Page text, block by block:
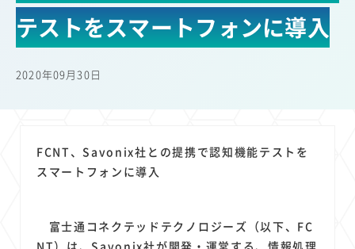
22 22 22 21 19 18
電車 17 料金 16 所有状況 14 動画配信 14 SNS 14
11
電子マネー 6 ワイモバイル 6 モバイルルーター 6 新幹線 5
オフィスビル 3 マイナポイント 3 海外料金 3 学割 3
テストをスマートフォンに導入
2020年09月30日
FCNT、Savonix社との提携で認知機能テストを
スマートフォンに導入
富士通コネクテッドテクノロジーズ（以下、FC
NT）は、Savonix社が開発・運営する、情報処理